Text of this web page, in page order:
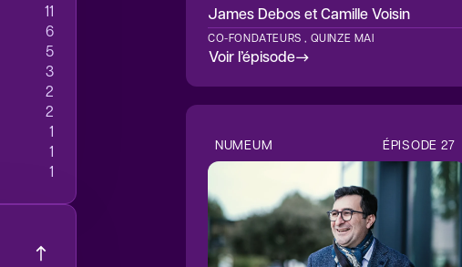
11
6
5
3
2
2
1
1
1
James Deboset Camille Voisin
CO-FONDATEURS , QUINZE MAI
Voir l’épisode
NUMEUM ÉPISODE 27